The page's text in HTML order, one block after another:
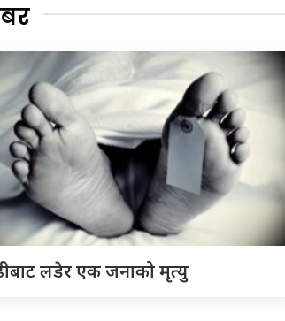
लडेर एक जनाको मृत्यु